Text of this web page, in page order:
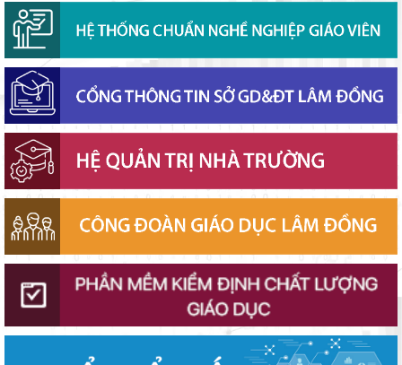
trước năm học mới
chính sách đối với đội ngũ quản lý, nhân sự hỗ trợ giáo dục khi
sắp xếp cơ sở giáo dục công lập
Bộ Giáo dục và Đào tạo ban hành khung thời gian năm học từ
năm học 2026–2027
Lâm Đồng chủ động ứng phó nguy cơ thiếu nước do El Nino
Đánh giá tình hình triển khai sắp xếp, tổ chức cơ sở giáo dục
công lập tại các địa phương
độ Dự án Trường TH&THCS Xuân Hương
Thắp sáng văn hóa đọc từ những “Thư viện thân thiện”
Gieo mầm hiếu học nơi vùng xa
nghẽn về chuyển đổi số